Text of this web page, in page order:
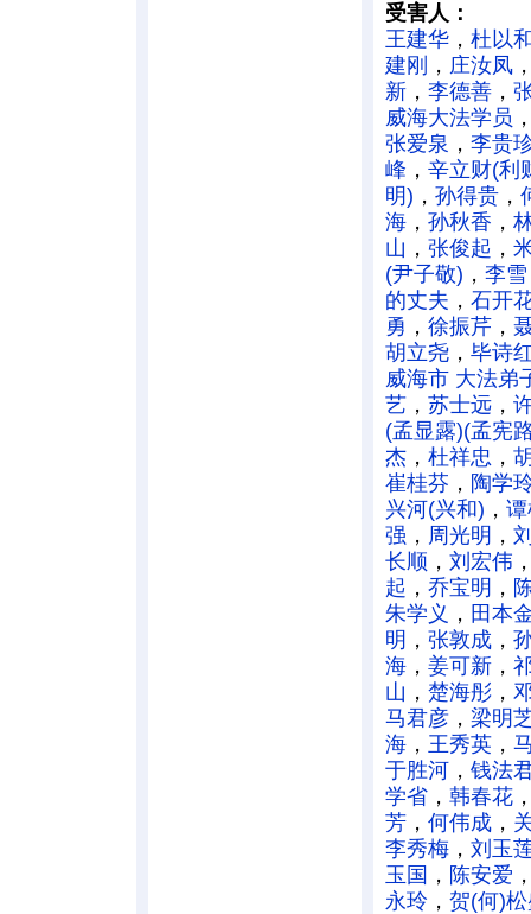
受害人：
王建华 ， 杜以
建刚 ， 庄汝凤
新 ， 李德善 ，
威海大法学员
张爱泉 ， 李贵
峰 ， 辛立财(利
明) ， 孙得贵 ，
海 ， 孙秋香 ，
山 ， 张俊起 ，
(尹子敬) ， 李雪
的丈夫 ， 石开
勇 ， 徐振芹 ，
胡立尧 ， 毕诗
威海市 大法弟
艺 ， 苏士远 ，
(孟显露)(孟宪
杰 ， 杜祥忠 ，
崔桂芬 ， 陶学
兴河(兴和) ，
强 ， 周光明 ，
长顺 ， 刘宏伟
起 ， 乔宝明 ，
朱学义 ， 田本
明 ， 张敦成 ，
海 ， 姜可新 ，
山 ， 楚海彤 ，
马君彦 ， 梁明
海 ， 王秀英 ，
于胜河 ， 钱法
学省 ， 韩春花
芳 ， 何伟成 ，
李秀梅 ， 刘玉
玉国 ， 陈安爱
永玲 ， 贺(何)